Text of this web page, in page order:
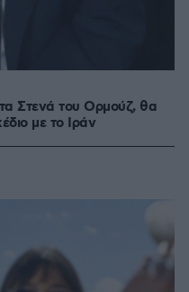
Στενά του Ορμούζ, θα
με το Ιράν